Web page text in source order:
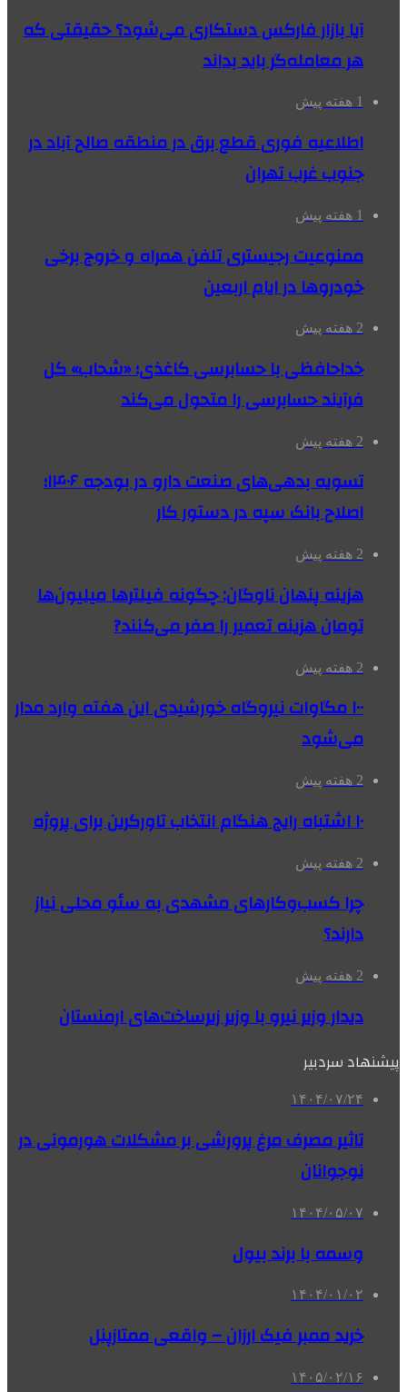
آیا بازار فارکس دستکاری می‌شود؟ حقیقتی که
هر معامله‌گر باید بداند
1 هفته پیش
اطلاعیه فوری قطع برق در منطقه صالح آباد در
جنوب غرب تهران
1 هفته پیش
ممنوعیت رجیستری تلفن همراه و خروج برخی
خودروها در ایام اربعین
2 هفته پیش
خداحافظی با حسابرسی کاغذی؛ «شحاب» کل
فرآیند حسابرسی را متحول می‌کند
2 هفته پیش
تسویه بدهی‌های صنعت دارو در بودجه ۱۴۰۶؛
اصلاح بانک سپه در دستور کار
2 هفته پیش
هزینه پنهان ناوگان: چگونه فیلترها میلیون‌ها
تومان هزینه تعمیر را صفر می‌کنند?
2 هفته پیش
۱۰۰ مگاوات نیروگاه‌ خورشیدی این هفته وارد مدار
می‌شود
2 هفته پیش
۱۰ اشتباه رایج هنگام انتخاب تاورکرین برای پروژه
2 هفته پیش
چرا کسب‌وکارهای مشهدی به سئو محلی نیاز
دارند؟
2 هفته پیش
دیدار وزیر نیرو با وزیر زیرساخت‌های ارمنستان
پیشنهاد سردبیر
۱۴۰۴/۰۷/۲۴
تاثیر مصرف مرغ پرورشی بر مشکلات هورمونی در
نوجوانان
۱۴۰۴/۰۵/۰۷
وسمه با برند بیول
۱۴۰۴/۰۱/۰۲
خرید ممبر فیک ارزان – واقعی ممتازپنل
۱۴۰۵/۰۲/۱۶